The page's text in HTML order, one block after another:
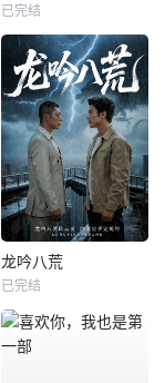
已完结
龙吟八荒
已完结